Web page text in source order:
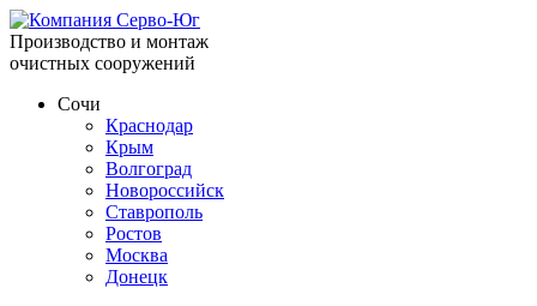
Производство и монтаж
очистных сооружений
Сочи
Краснодар
Крым
Волгоград
Новороссийск
Ставрополь
Ростов
Москва
Донецк